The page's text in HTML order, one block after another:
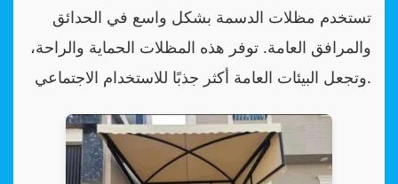
تستخدم مظلات الدسمة بشكل واسع في الحدائق
والمرافق العامة. توفر هذه المظلات الحماية والراحة،
وتجعل البيئات العامة أكثر جذبًا للاستخدام الاجتماعي.